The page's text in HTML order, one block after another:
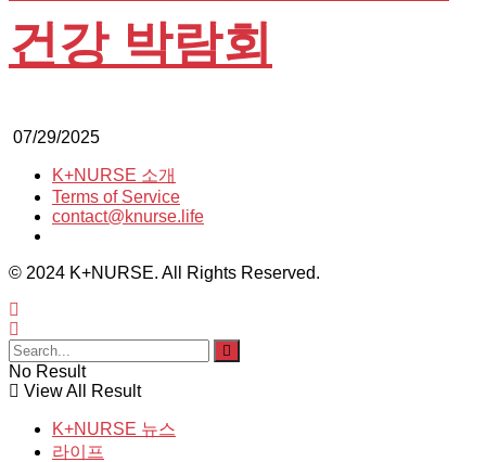
건강 박람회
07/29/2025
K+NURSE 소개
Terms of Service
contact@knurse.life
© 2024 K+NURSE. All Rights Reserved.
No Result
View All Result
K+NURSE 뉴스
라이프